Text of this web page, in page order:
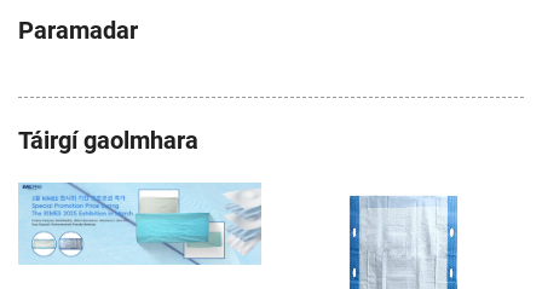
Paramadar
Táirgí gaolmhara